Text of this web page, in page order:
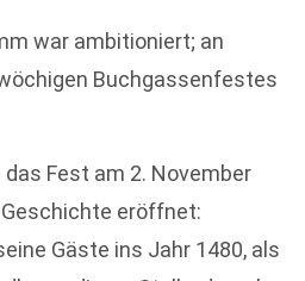
war ambitioniert; an
Buchgassenfestes
Fest am 2. November
eröffnet:
Gäste ins Jahr 1480, als